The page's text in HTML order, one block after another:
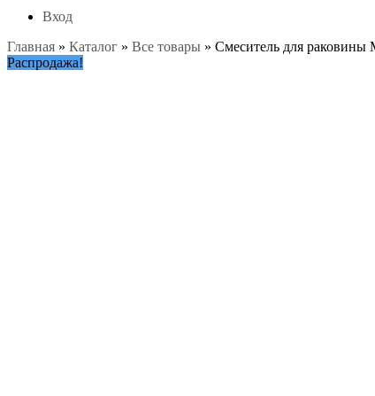
Вход
Главная » Каталог » Все товары » Смеситель для раковины
Распродажа!